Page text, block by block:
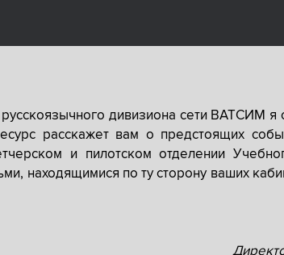
дивизиона сети ВАТСИМ я
расскажет вам о предстоящих
и пилотском отделении
находящимися по ту сторону ваших